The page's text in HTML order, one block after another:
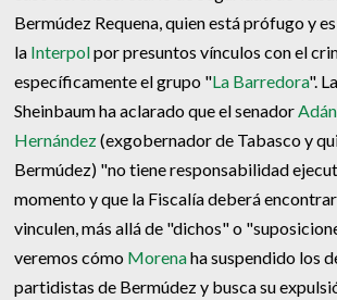
Bermúdez Requena, quien está prófugo y
la Interpolpor presuntos vínculos con el
específicamente el grupo "La Barredora".
Sheinbaum ha aclarado que el senador
Hernández(exgobernador de Tabasco y
Bermúdez) "no tiene responsabilidad
momento y que la Fiscalía deberá
vinculen, más allá de "dichos" o
veremos cómo Morenaha suspendido los
partidistas de Bermúdez y busca su